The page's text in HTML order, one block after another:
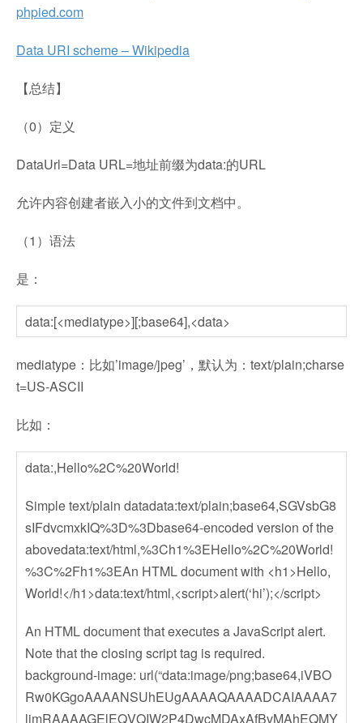
phpied.com
Data URI scheme – Wikipedia
【总结】
（0）定义
DataUrl=Data URL=地址前缀为data:的URL
允许内容创建者嵌入小的文件到文档中。
（1）语法
是：
data:[<mediatype>][;base64],<data>
mediatype：比如’image/jpeg’，默认为：text/plain;charse
t=US-ASCII
比如：
data:,Hello%2C%20World!
Simple text/plain datadata:text/plain;base64,SGVsbG8
sIFdvcmxkIQ%3D%3Dbase64-encoded version of the
abovedata:text/html,%3Ch1%3EHello%2C%20World!
%3C%2Fh1%3EAn HTML document with <h1>Hello,
World!</h1>data:text/html,<script>alert(‘hi’);</script>
An HTML document that executes a JavaScript alert.
Note that the closing script tag is required.
background-image: url(“data:image/png;base64,iVBO
Rw0KGgoAAAANSUhEUgAAAAQAAAADCAIAAAA7
ljmRAAAAGElEQVQIW2P4DwcMDAxAfBvMAhEQMY